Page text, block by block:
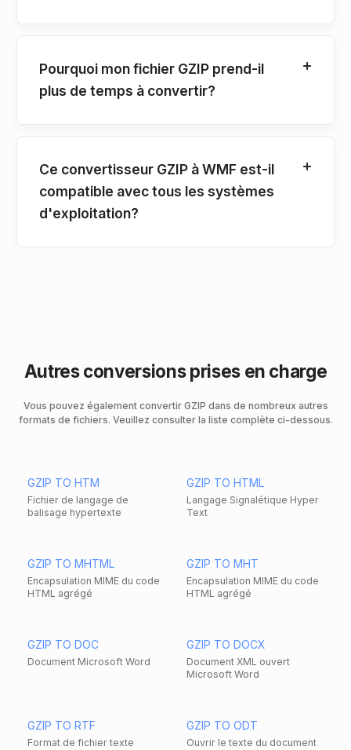
Pourquoi mon fichier GZIP prend-il
plus de temps à convertir?
Ce convertisseur GZIP à WMF est-il
compatible avec tous les systèmes
d'exploitation?
Autres conversions prises en charge
Vous pouvez également convertir GZIP dans de nombreux autres
formats de fichiers. Veuillez consulter la liste complète ci-dessous.
GZIP TO HTM
Fichier de langage de
balisage hypertexte
GZIP TO HTML
Langage Signalétique Hyper
Text
GZIP TO MHTML
Encapsulation MIME du code
HTML agrégé
GZIP TO MHT
Encapsulation MIME du code
HTML agrégé
GZIP TO DOC
Document Microsoft Word
GZIP TO DOCX
Document XML ouvert
Microsoft Word
GZIP TO RTF
Format de fichier texte
GZIP TO ODT
Ouvrir le texte du document